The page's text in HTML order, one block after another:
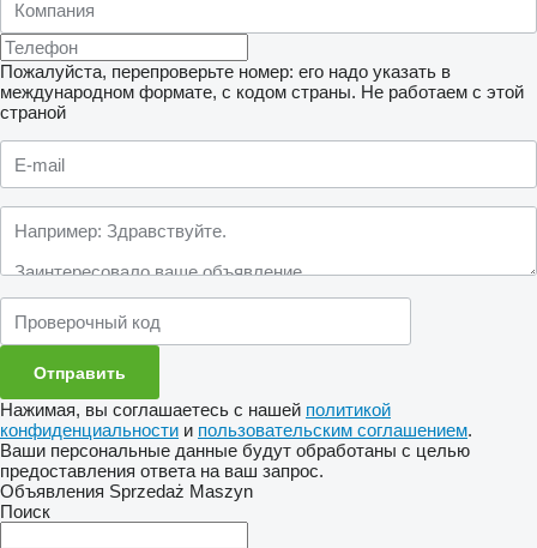
Пожалуйста, перепроверьте номер: его надо указать в
международном формате, с кодом страны. Не работаем с этой
страной
Нажимая, вы соглашаетесь с нашей политикой
конфиденциальности и пользовательским соглашением.
Ваши персональные данные будут обработаны с целью
предоставления ответа на ваш запрос.
Объявления Sprzedaż Maszyn
Поиск